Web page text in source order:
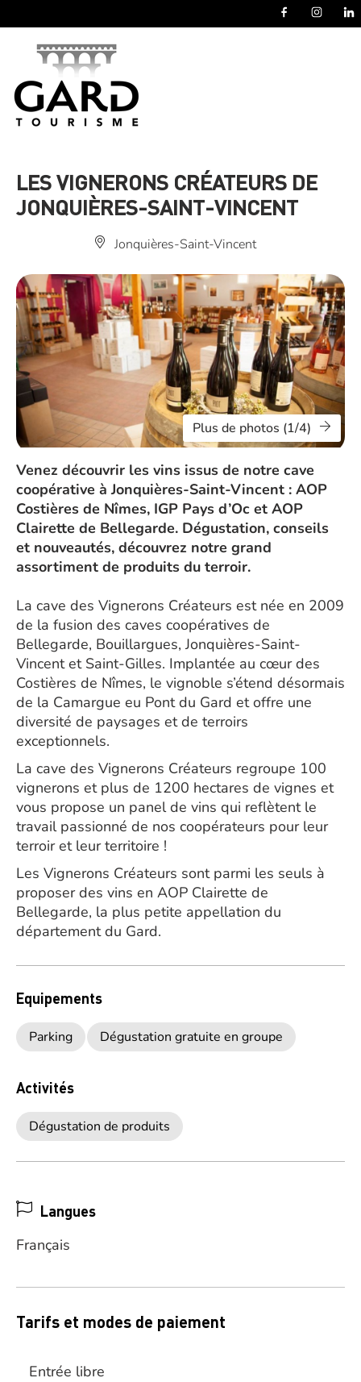
LES VIGNERONS CRÉATEURS DE
JONQUIÈRES-SAINT-VINCENT
Jonquières-Saint-Vincent
Plus de photos (1/4)
Venez découvrir les vins issus de notre cave
coopérative à Jonquières-Saint-Vincent : AOP
Costières de Nîmes, IGP Pays d’Oc et AOP
Clairette de Bellegarde. Dégustation, conseils
et nouveautés, découvrez notre grand
assortiment de produits du terroir.
La cave des Vignerons Créateurs est née en 2009
de la fusion des caves coopératives de
Bellegarde, Bouillargues, Jonquières-Saint-
Vincent et Saint-Gilles. Implantée au cœur des
Costières de Nîmes, le vignoble s’étend désormais
de la Camargue eu Pont du Gard et offre une
diversité de paysages et de terroirs
exceptionnels.
La cave des Vignerons Créateurs regroupe 100
vignerons et plus de 1200 hectares de vignes et
vous propose un panel de vins qui reflètent le
travail passionné de nos coopérateurs pour leur
terroir et leur territoire !
Les Vignerons Créateurs sont parmi les seuls à
proposer des vins en AOP Clairette de
Bellegarde, la plus petite appellation du
département du Gard.
Equipements
Parking Dégustation gratuite en groupe
Activités
Dégustation de produits
Langues
Français
Tarifs et modes de paiement
Entrée libre